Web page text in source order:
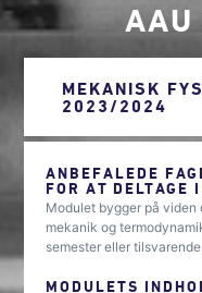
AAU
MEKANISK
2023/2024
ANBEFALEDE
FOR AT DELTAGE
Modulet bygger på
mekanik og
semester eller
MODULETS